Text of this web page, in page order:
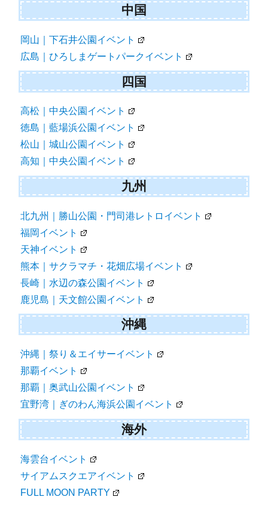
中国
岡山｜下石井公園イベント
広島｜ひろしまゲートパークイベント
四国
高松｜中央公園イベント
徳島｜藍場浜公園イベント
松山｜城山公園イベント
高知｜中央公園イベント
九州
北九州｜勝山公園・門司港レトロイベント
福岡イベント
天神イベント
熊本｜サクラマチ・花畑広場イベント
長崎｜水辺の森公園イベント
鹿児島｜天文館公園イベント
沖縄
沖縄｜祭り＆エイサーイベント
那覇イベント
那覇｜奥武山公園イベント
宜野湾｜ぎのわん海浜公園イベント
海外
海雲台イベント
サイアムスクエアイベント
FULL MOON PARTY